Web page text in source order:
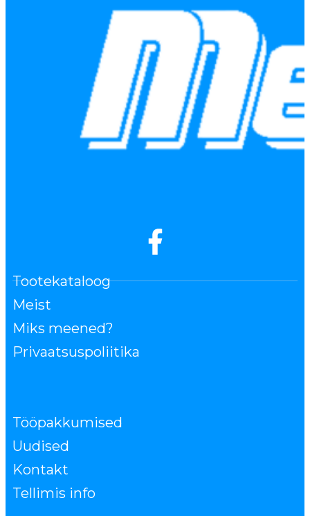
Tootekataloog
Meist
Miks meened?
Privaatsuspoliitika
Tööpakkumised
Uudised
Kontakt
Tellimis info